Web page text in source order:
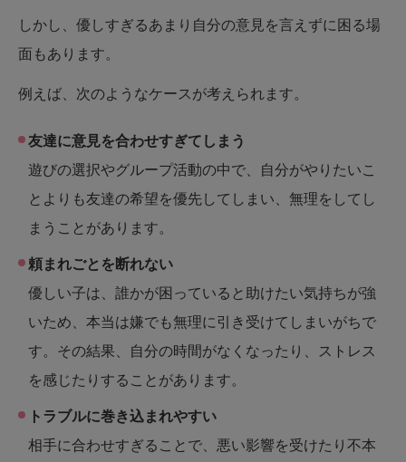
しかし、優しすぎるあまり自分の意見を言えずに困る場
面もあります。
例えば、次のようなケースが考えられます。
友達に意見を合わせすぎてしまう
遊びの選択やグループ活動の中で、自分がやりたいこ
とよりも友達の希望を優先してしまい、無理をしてし
まうことがあります。
頼まれごとを断れない
優しい子は、誰かが困っていると助けたい気持ちが強
いため、本当は嫌でも無理に引き受けてしまいがちで
す。その結果、自分の時間がなくなったり、ストレス
を感じたりすることがあります。
トラブルに巻き込まれやすい
相手に合わせすぎることで、悪い影響を受けたり不本